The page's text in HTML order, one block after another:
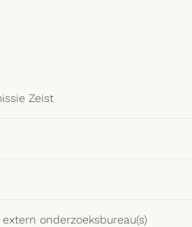
Zeist
onderzoeksbureau(s)